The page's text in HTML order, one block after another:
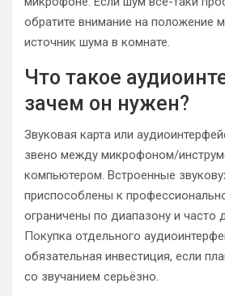
обратите внимание на положение
источник шума в комнате.
Что такое
зачем он нужен?
Звуковая карта или
звено между микрофоном/
компьютером. Встроенные
приспособлены к
ограничены по диапазону и часто
Покупка отдельного
обязательная инвестиция, если
со звучанием серьёзно.